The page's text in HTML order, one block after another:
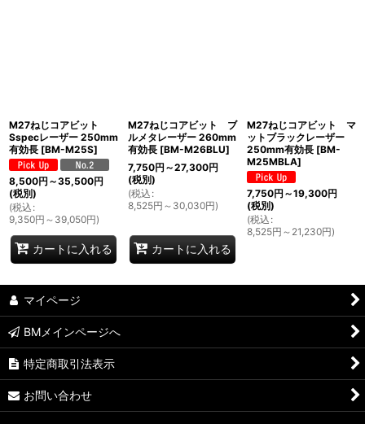
絞り込む
M27ねじコアビット
Sspecレーザー 250mm
有効長 [BM-M25S]
8,500円 ～35,500円
(税別)
(税込 :
9,350円 ～39,050円)
カートに入れる
M27ねじコアビット ブ
ルメタレーザー 260mm
有効長 [BM-M26BLU]
7,750円 ～27,300円
(税別)
(税込 :
8,525円 ～30,030円)
カートに入れる
M27ねじコアビット マ
ットブラックレーザー
250mm有効長 [BM-
M25MBLA]
7,750円 ～19,300円
(税別)
(税込 :
8,525円 ～21,230円)
マイページ
BMメインページへ
特定商取引法表示
お問い合わせ